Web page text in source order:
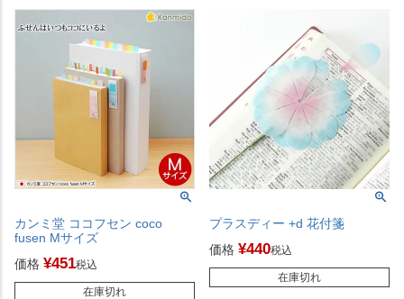
カンミ堂 ココフセン coco
fusen Mサイズ
価格 ¥451税込
在庫切れ
プラスディー +d 花付箋
価格 ¥440税込
在庫切れ